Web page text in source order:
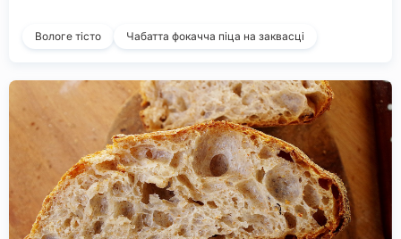
Вологе тісто Чабатта фокачча піца на заквасці